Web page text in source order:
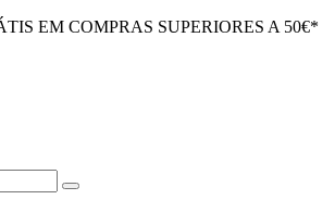
EM COMPRAS SUPERIORES A 50€*